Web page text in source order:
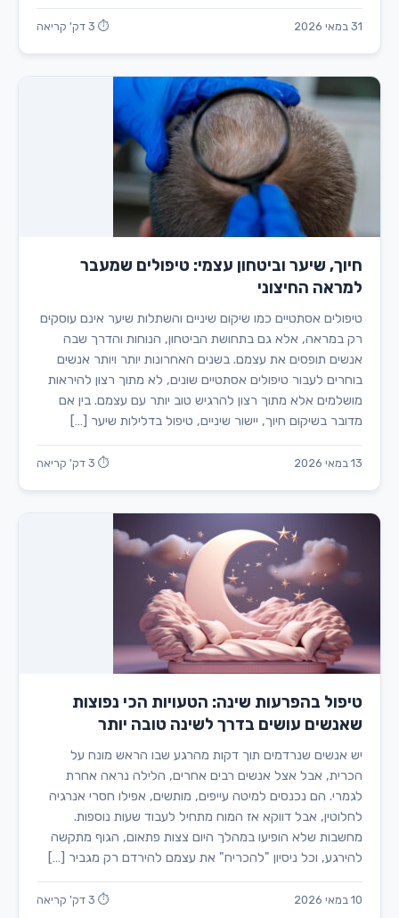
31 במאי 2026 ⏱ 3 דק' קריאה
חיוך, שיער וביטחון עצמי: טיפולים שמעבר
למראה החיצוני
טיפולים אסתטיים כמו שיקום שיניים והשתלות שיער אינם עוסקים
רק במראה, אלא גם בתחושת הביטחון, הנוחות והדרך שבה
אנשים תופסים את עצמם. בשנים האחרונות יותר ויותר אנשים
בוחרים לעבור טיפולים אסתטיים שונים, לא מתוך רצון להיראות
מושלמים אלא מתוך רצון להרגיש טוב יותר עם עצמם. בין אם
מדובר בשיקום חיוך, יישור שיניים, טיפול בדלילות שיער […]
13 במאי 2026 ⏱ 3 דק' קריאה
טיפול בהפרעות שינה: הטעויות הכי נפוצות
שאנשים עושים בדרך לשינה טובה יותר
יש אנשים שנרדמים תוך דקות מהרגע שבו הראש מונח על
הכרית, אבל אצל אנשים רבים אחרים, הלילה נראה אחרת
לגמרי. הם נכנסים למיטה עייפים, מותשים, אפילו חסרי אנרגיה
לחלוטין, אבל דווקא אז המוח מתחיל לעבוד שעות נוספות.
מחשבות שלא הופיעו במהלך היום צצות פתאום, הגוף מתקשה
להירגע, וכל ניסיון "להכריח" את עצמם להירדם רק מגביר […]
10 במאי 2026 ⏱ 3 דק' קריאה